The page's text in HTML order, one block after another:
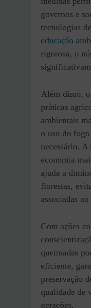
governos e
tecnologias
educação
rigorosa, o
Além disso,
práticas
ambientais
o uso do
necessário. A
economia
ajuda a
florestas,
associadas ao
Com ações
queimadas
eficiente,
preservação
qualidade de
gerações.